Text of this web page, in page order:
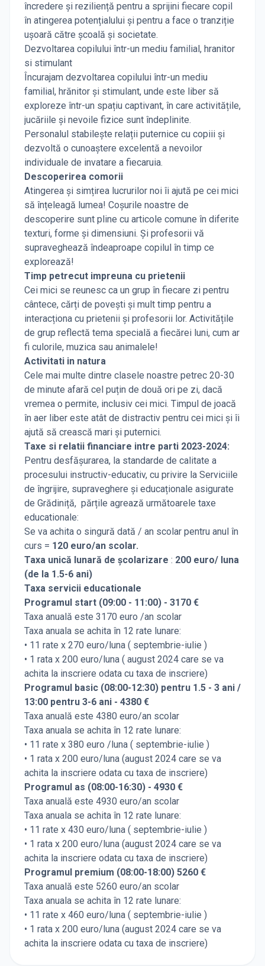
încredere și reziliență pentru a sprijini fiecare copil
în atingerea potențialului și pentru a face o tranziție
ușoară către școală și societate.
Dezvoltarea copilului într-un mediu familial, hranitor
si stimulant
Încurajam dezvoltarea copilului într-un mediu
familial, hrănitor și stimulant, unde este liber să
exploreze într-un spațiu captivant, în care activitățile,
jucăriile și nevoile fizice sunt îndeplinite.
Personalul stabilește relații puternice cu copiii și
dezvoltă o cunoaștere excelentă a nevoilor
individuale de invatare a fiecaruia.
Descoperirea comorii
Atingerea și simțirea lucrurilor noi îi ajută pe cei mici
să înțeleagă lumea! Coșurile noastre de
descoperire sunt pline cu articole comune în diferite
texturi, forme și dimensiuni. Și profesorii vă
supraveghează îndeaproape copilul în timp ce
explorează!
Timp petrecut impreuna cu prietenii
Cei mici se reunesc ca un grup în fiecare zi pentru
cântece, cărți de povești și mult timp pentru a
interacționa cu prietenii și profesorii lor. Activitățile
de grup reflectă tema specială a fiecărei luni, cum ar
fi culorile, muzica sau animalele!
Activitati in natura
Cele mai multe dintre clasele noastre petrec 20-30
de minute afară cel puțin de două ori pe zi, dacă
vremea o permite, inclusiv cei mici. Timpul de joacă
în aer liber este atât de distractiv pentru cei mici și îi
ajută să crească mari și puternici.
Taxe si relatii financiare intre parti 2023-2024:
Pentru desfășurarea, la standarde de calitate a
procesului instructiv-educativ, cu privire la Serviciile
de îngrijire, supraveghere și educaționale asigurate
de Grădiniță, părțile agrează următoarele taxe
educationale:
Se va achita o singură dată / an scolar pentru anul în
curs = 120 euro/an scolar.
Taxa unică lunară de școlarizare : 200 euro/ luna
(de la 1.5-6 ani)
Taxa servicii educationale
Programul start (09:00 - 11:00) - 3170 €
Taxa anuală este 3170 euro /an scolar
Taxa anuala se achita în 12 rate lunare:
• 11 rate x 270 euro/luna ( septembrie-iulie )
• 1 rata x 200 euro/luna ( august 2024 care se va
achita la inscriere odata cu taxa de inscriere)
Programul basic (08:00-12:30) pentru 1.5 - 3 ani /
13:00 pentru 3-6 ani - 4380 €
Taxa anuală este 4380 euro/an scolar
Taxa anuala se achita în 12 rate lunare:
• 11 rate x 380 euro /luna ( septembrie-iulie )
• 1 rata x 200 euro/luna (august 2024 care se va
achita la inscriere odata cu taxa de inscriere)
Programul as (08:00-16:30) - 4930 €
Taxa anuală este 4930 euro/an scolar
Taxa anuala se achita în 12 rate lunare:
• 11 rate x 430 euro/luna ( septembrie-iulie )
• 1 rata x 200 euro/luna (august 2024 care se va
achita la inscriere odata cu taxa de inscriere)
Programul premium (08:00-18:00) 5260 €
Taxa anuală este 5260 euro/an scolar
Taxa anuala se achita în 12 rate lunare:
• 11 rate x 460 euro/luna ( septembrie-iulie )
• 1 rata x 200 euro/luna (august 2024 care se va
achita la inscriere odata cu taxa de inscriere)